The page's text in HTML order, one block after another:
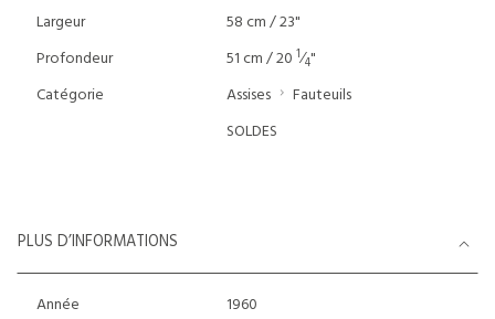
Largeur
58 cm / 23"
Profondeur
51 cm / 20 1⁄4"
Catégorie
Assises
Fauteuils
SOLDES
PLUS D’INFORMATIONS
Année
1960